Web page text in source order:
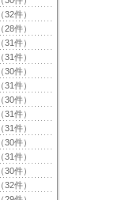
（32件）
（28件）
（31件）
（31件）
（30件）
（31件）
（30件）
（31件）
（31件）
（30件）
（31件）
（30件）
（32件）